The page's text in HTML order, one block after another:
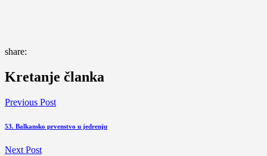
share:
Kretanje članka
Previous Post
53. Balkansko prvenstvo u jedrenju
Next Post